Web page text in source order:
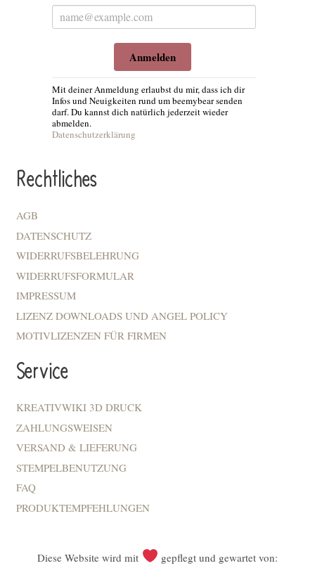
Anmelden
Mit deiner Anmeldung erlaubst du mir, dass ich dir
Infos und Neuigkeiten rund um beemybear senden
darf. Du kannst dich natürlich jederzeit wieder
abmelden.
Datenschutzerklärung
Rechtliches
AGB
DATENSCHUTZ
WIDERRUFSBELEHRUNG
WIDERRUFSFORMULAR
IMPRESSUM
LIZENZ DOWNLOADS UND ANGEL POLICY
MOTIVLIZENZEN FÜR FIRMEN
Service
KREATIVWIKI 3D DRUCK
ZAHLUNGSWEISEN
VERSAND & LIEFERUNG
STEMPELBENUTZUNG
FAQ
PRODUKTEMPFEHLUNGEN
Diese Website wird mit gepflegt und gewartet von: